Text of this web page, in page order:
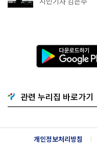
다
운
로
기
G
o
g
l
e
관련 누리집 바로가기
개인정보처리방침